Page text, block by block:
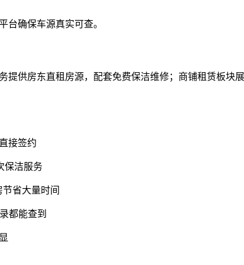
台确保车源真实可查。
供房东直租房源，配套免费保洁维修；商铺租赁板块
接签约
保洁服务
省大量时间
都能查到